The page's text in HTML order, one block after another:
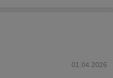
01.04.2026